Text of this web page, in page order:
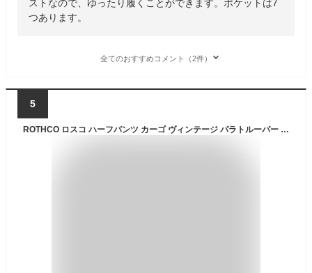
ストなので、ゆったり履くことができます。ポケットは7
つあります。
全てのおすすめコメント（2件）
5
ROTHCO ロスコ ハーフパンツ カーゴ ヴィンテージ パラトルーパー ミリタリー カーゴショーツ メンズ 大きいサイズ ひざ下 アメカジ ストリート 迷彩 無地 ボタンフライ 6ポケット 11inch XS S M L XL 2XL LL 2L 3L (USAモデル)